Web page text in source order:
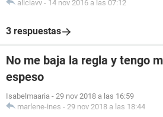
aliciavv - 14 nov 2016 a las 07:12
3 respuestas
No me baja la regla y tengo
espeso
Isabelmaaria - 29 nov 2018 a las 16:59
marlene-ines - 29 nov 2018 a las 18:44